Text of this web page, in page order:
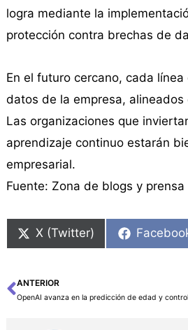
logra mediante la
protección contra brechas de
En el futuro cercano, cada
datos de la empresa,
Las organizaciones que
aprendizaje continuo estarán
empresarial.
Fuente: Zona de blogs y
X (Twitter)
Ant
ANTERIOR